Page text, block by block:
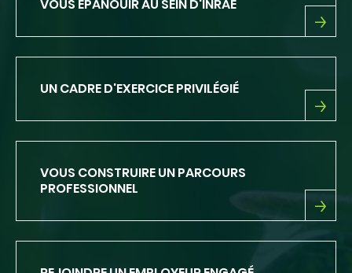
L'APPUI
VOUS ÉPANOUIR AU SEIN D'INRAE
VOUS
D'INRAE
UN CADRE D'EXERCICE PRIVILÉGIÉ
UN
VOUS CONSTRUIRE UN PARCOURS
PROFESSIONNEL
VOUS